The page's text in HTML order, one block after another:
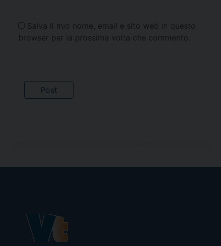
Salva il mio nome, email e sito web in questo
browser per la prossima volta che commento.